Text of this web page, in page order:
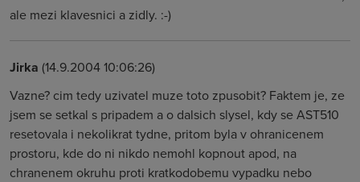
ale mezi klavesnici a zidly. :-)
Jirka (14.9.2004 10:06:26)
Vazne? cim tedy uzivatel muze toto zpusobit? Faktem je, ze
jsem se setkal s pripadem a o dalsich slysel, kdy se AST510
resetovala i nekolikrat tydne, pritom byla v ohranicenem
prostoru, kde do ni nikdo nemohl kopnout apod, na
chranenem okruhu proti kratkodobemu vypadku nebo